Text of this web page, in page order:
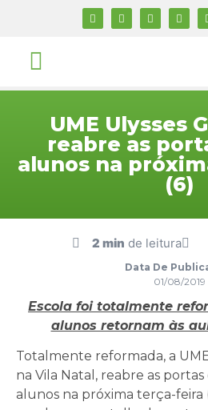
UME Ulysses
reabre as
alunos na
(6)
2 min de leitura
Data De
01/08/2019
Escola foi totalmente
alunos retornam às
Totalmente reformada, a
na Vila Natal, reabre as
alunos na próxima terça-feira